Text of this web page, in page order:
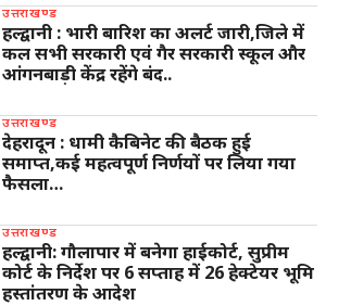
उत्तराखण्ड
हल्द्वानी : भारी बारिश का अलर्ट जारी,जिले में
कल सभी सरकारी एवं गैर सरकारी स्कूल और
आंगनबाड़ी केंद्र रहेंगे बंद..
उत्तराखण्ड
देहरादून : धामी कैबिनेट की बैठक हुई
समाप्त,कई महत्वपूर्ण निर्णयों पर लिया गया
फैसला…
उत्तराखण्ड
हल्द्वानी: गौलापार में बनेगा हाईकोर्ट, सुप्रीम
कोर्ट के निर्देश पर 6 सप्ताह में 26 हेक्टेयर भूमि
हस्तांतरण के आदेश